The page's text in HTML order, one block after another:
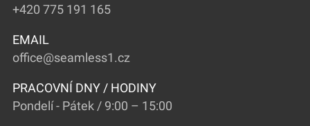
+420 775 191 165
EMAIL
office@seamless1.cz
PRACOVNÍ DNY / HODINY
Pondelí - Pátek / 9:00 – 15:00